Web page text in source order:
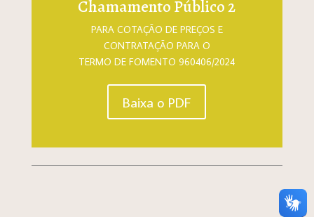
Chamamento Público 2
PARA COTAÇÃO DE PREÇOS E
CONTRATAÇÃO PARA O
TERMO DE FOMENTO 960406/2024
Baixa o PDF